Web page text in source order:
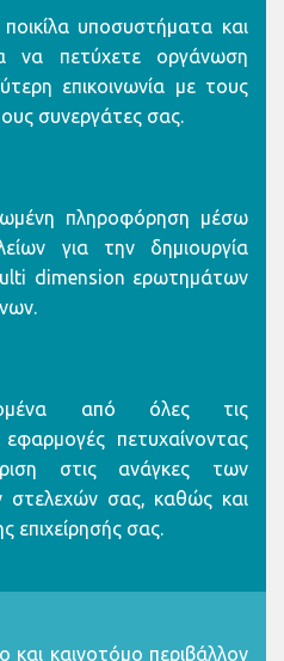
υποσυστήματα και
να πετύχετε οργάνωση
επικοινωνία με τους
συνεργάτες σας.
πληροφόρηση μέσω
για την δημιουργία
dimension ερωτημάτων
από όλες τις
πετυχαίνοντας
στις ανάγκες των
στελεχών σας, καθώς και
επιχείρησής σας.
και καινοτόμο περιβάλλον